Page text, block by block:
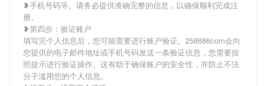
❥手机号码等。请务必提供准确完整的信息，以确保顺利完成注
册。
❥第四步：验证账户
填写完个人信息后，您可能需要进行账户验证。258686com会向
您提供的电子邮件地址或手机号码发送一条验证信息，您需要按
照提示进行验证操作。这有助于确保账户的安全性，并防止不法
分子滥用您的个人信息。